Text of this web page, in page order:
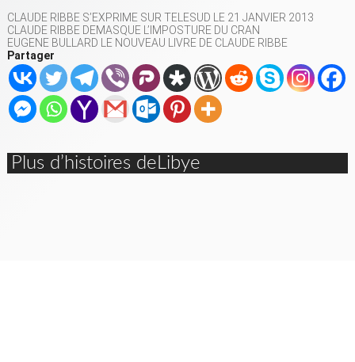
CLAUDE RIBBE S’EXPRIME SUR TELESUD LE 21 JANVIER 2013
CLAUDE RIBBE DEMASQUE L’IMPOSTURE DU CRAN
EUGENE BULLARD LE NOUVEAU LIVRE DE CLAUDE RIBBE
Partager
Plus d’histoires deLibye